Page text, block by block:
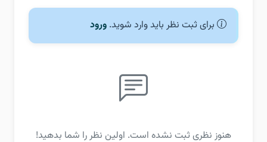
برای ثبت نظر باید وارد شوید. ورود
هنوز نظری ثبت نشده است. اولین نظر را شما بدهید!